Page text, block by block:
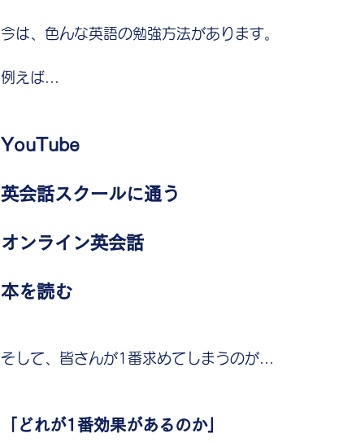
今は、色んな英語の勉強方法があります。
例えば...
YouTube
英会話スクールに通う
オンライン英会話
本を読む
そして、皆さんが1番求めてしまうのが...
「どれが1番効果があるのか」